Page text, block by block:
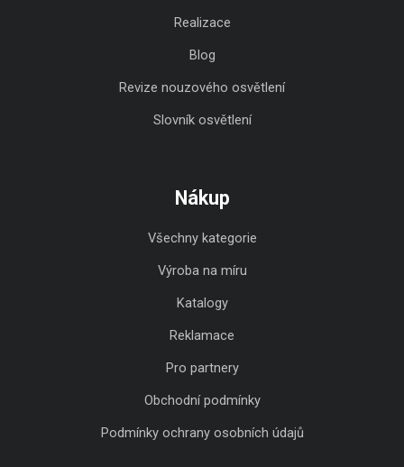
Realizace
Blog
Revize nouzového osvětlení
Slovník osvětlení
Nákup
Všechny kategorie
Výroba na míru
Katalogy
Reklamace
Pro partnery
Obchodní podmínky
Podmínky ochrany osobních údajů